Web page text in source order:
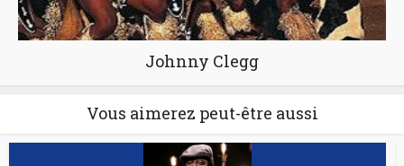
Johnny Clegg
Vous aimerez peut-être aussi